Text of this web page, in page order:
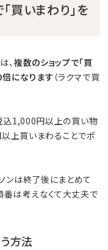
買いまわり」を
、複数のショップで「買
倍になります （ラクマで買
込1,000円以上の買い物
上買いまわることでポ
ンは終了後にまとめて
番は考えなくて大丈夫で
方法